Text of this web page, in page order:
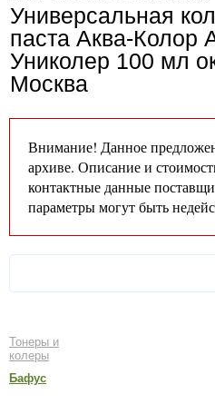
Универсальная
паста Аква-Колор
Униколер 100 мл
Москва
Внимание! Данное
архиве. Описание и
контактные данные
параметры могут быть
Тонеры и
колеры
Бафус